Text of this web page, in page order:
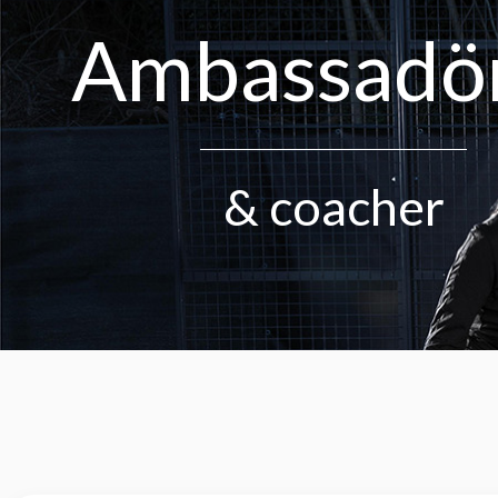
& coacher